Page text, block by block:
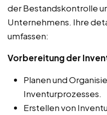
der Bestandskontrolle
Unternehmens. Ihre
umfassen:
Vorbereitung der
Planen und
Inventurprozesses.
Erstellen von